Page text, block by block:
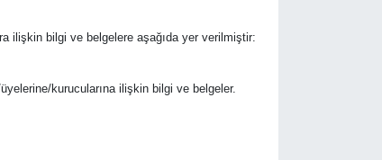
ilişkin bilgi ve belgelere aşağıda yer verilmiştir:
kurucularına ilişkin bilgi ve belgeler.